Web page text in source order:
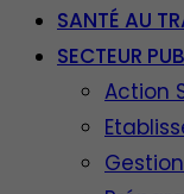
SANTÉ AU
SECTEUR
Action